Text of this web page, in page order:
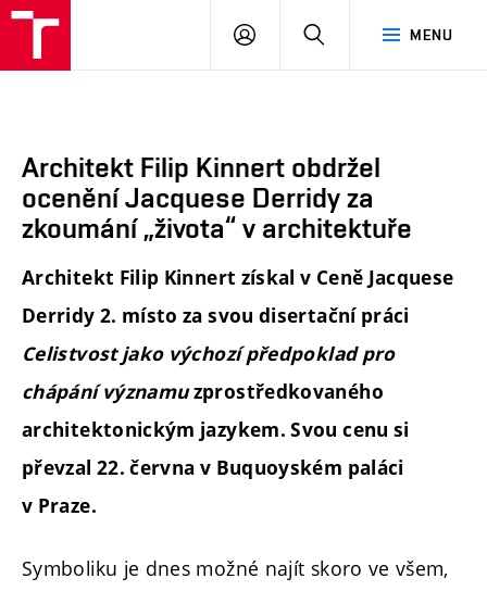
MENU
PŘIHLÁSIT
Architekt Filip Kinnert obdržel
ocenění Jacquese Derridy za
zkoumání „života“ v architektuře
Architekt Filip Kinnert získalv Ceně Jacquese
Derridy 2. místo za svou disertační práci
Celistvost jako výchozí předpoklad pro
chápání významuzprostředkovaného
architektonickým jazykem. Svou cenu si
převzal 22. června v Buquoyském paláci
v Praze.
Symboliku je dnes možné najít skoro ve všem,